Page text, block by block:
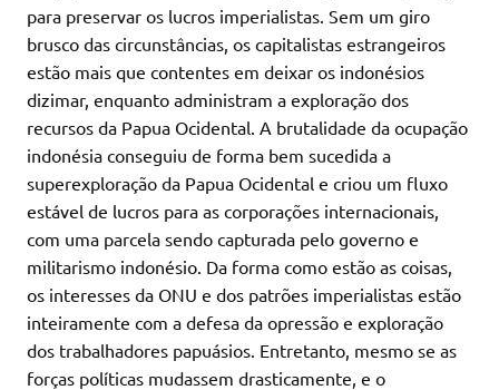
para preservar os lucros imperialistas. Sem um giro
brusco das circunstâncias, os capitalistas estrangeiros
estão mais que contentes em deixar os indonésios
dizimar, enquanto administram a exploração dos
recursos da Papua Ocidental. A brutalidade da ocupação
indonésia conseguiu de forma bem sucedida a
superexploração da Papua Ocidental e criou um fluxo
estável de lucros para as corporações internacionais,
com uma parcela sendo capturada pelo governo e
militarismo indonésio. Da forma como estão as coisas,
os interesses da ONU e dos patrões imperialistas estão
inteiramente com a defesa da opressão e exploração
dos trabalhadores papuásios. Entretanto, mesmo se as
forças políticas mudassem drasticamente, e o